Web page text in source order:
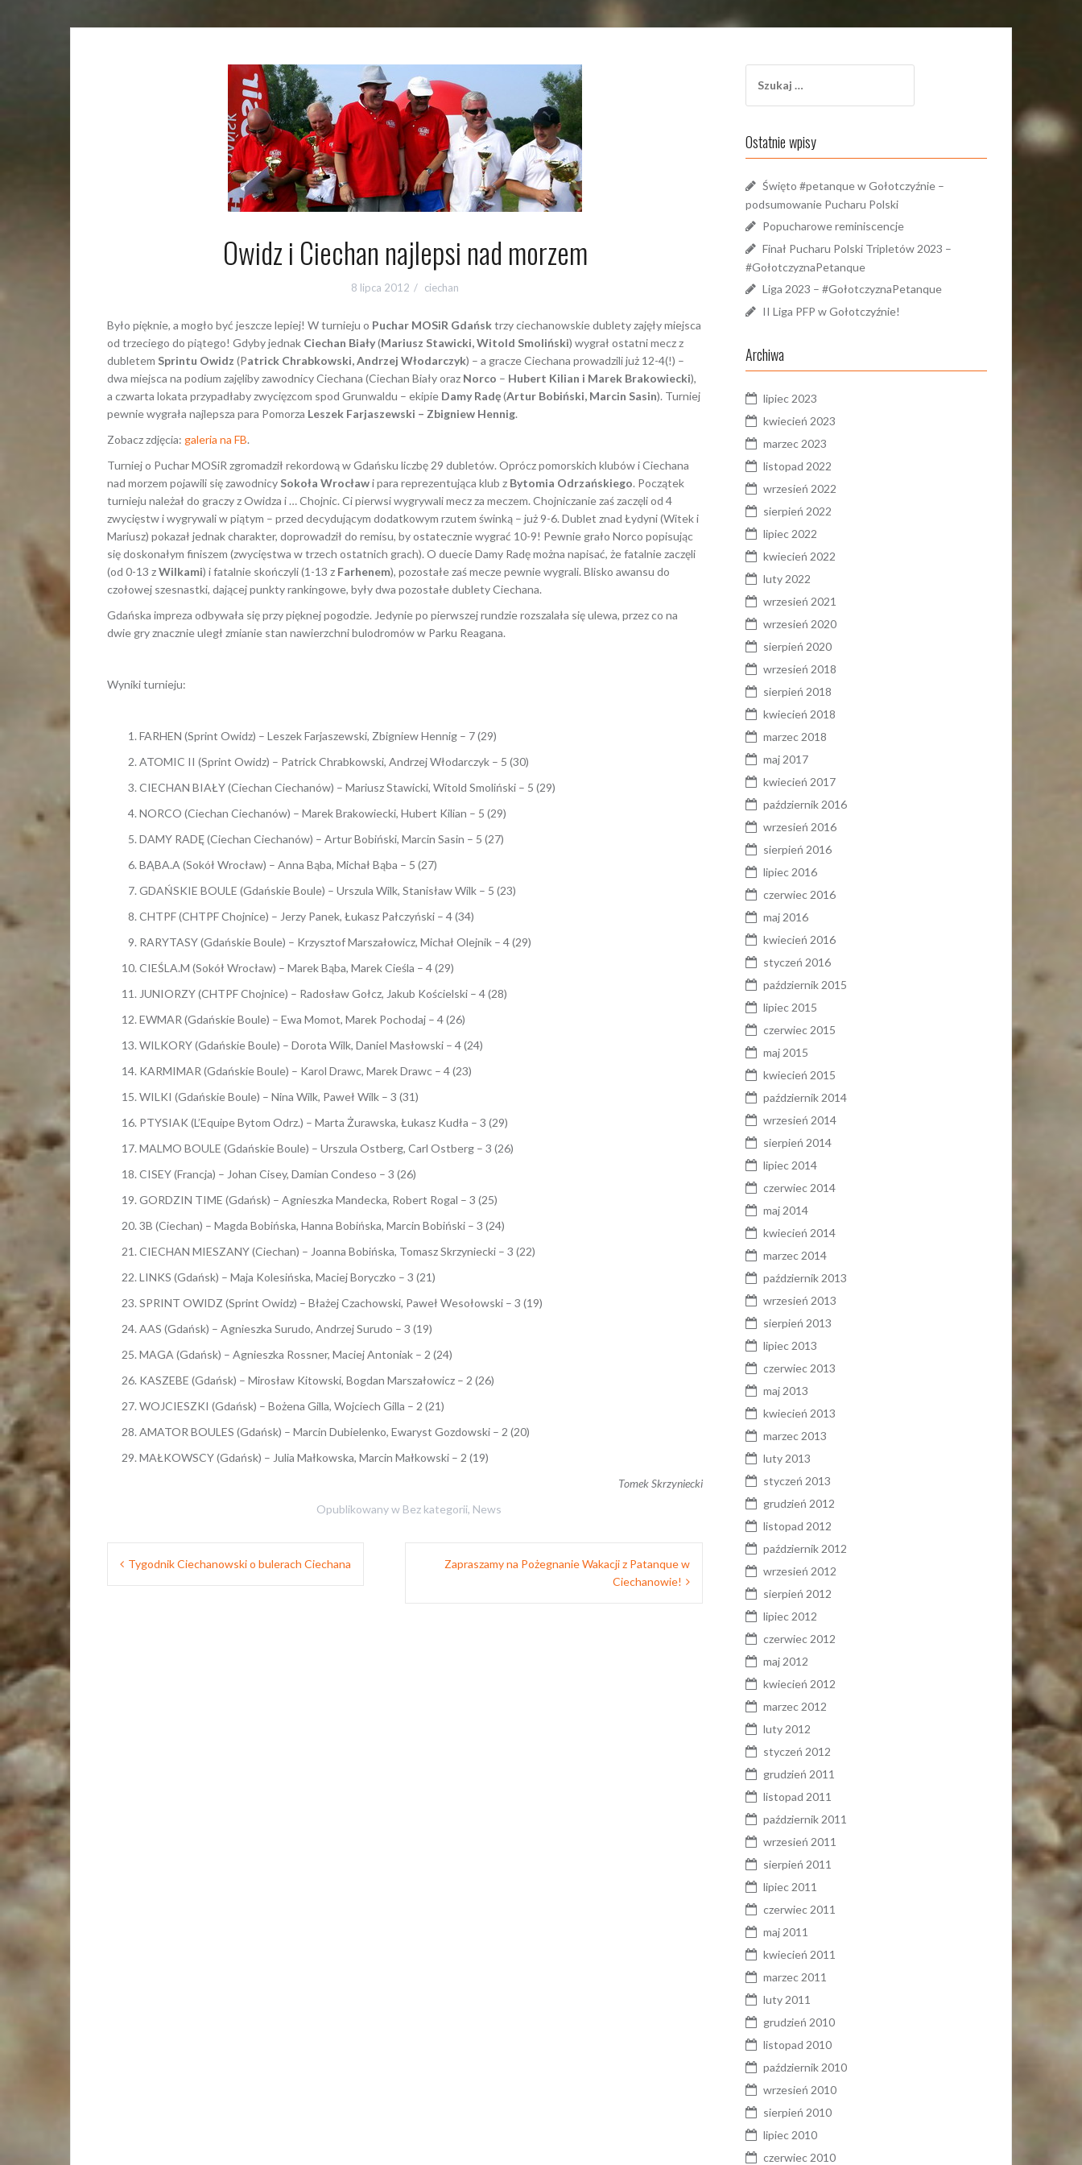
Owidz i Ciechan najlepsi nad morzem
8 lipca 2012 ciechan
Było pięknie, a mogło być jeszcze lepiej! W turnieju o Puchar MOSiR Gdańsktrzy ciechanowskie dublety zajęły miejsca
od trzeciego do piątego! Gdyby jednak Ciechan Biały(Mariusz Stawicki, Witold Smoliński) wygrał ostatni mecz z
dubletem Sprintu Owidz (Patrick Chrabkowski, Andrzej Włodarczyk) – a gracze Ciechana prowadzili już 12-4(!) –
dwa miejsca na podium zajęliby zawodnicy Ciechana (Ciechan Biały oraz Norco – Hubert Kilian i Marek Brakowiecki),
a czwarta lokata przypadłaby zwycięzcom spod Grunwaldu – ekipie Damy Radę(Artur Bobiński, Marcin Sasin). Turniej
pewnie wygrała najlepsza para Pomorza Leszek Farjaszewski – Zbigniew Hennig.
Zobacz zdjęcia: galeria na FB.
Turniej o Puchar MOSiR zgromadził rekordową w Gdańsku liczbę 29 dubletów. Oprócz pomorskich klubów i Ciechana
nad morzem pojawili się zawodnicy Sokoła Wrocławi para reprezentująca klub z Bytomia Odrzańskiego. Początek
turnieju należał do graczy z Owidza i … Chojnic. Ci pierwsi wygrywali mecz za meczem. Chojniczanie zaś zaczęli od 4
zwycięstw i wygrywali w piątym – przed decydującym dodatkowym rzutem świnką – już 9-6. Dublet znad Łydyni (Witek i
Mariusz) pokazał jednak charakter, doprowadził do remisu, by ostatecznie wygrać 10-9! Pewnie grało Norco popisując
się doskonałym finiszem (zwycięstwa w trzech ostatnich grach). O duecie Damy Radę można napisać, że fatalnie zaczęli
(od 0-13 zWilkami) i fatalnie skończyli (1-13 z Farhenem), pozostałe zaś mecze pewnie wygrali. Blisko awansu do
czołowej szesnastki, dającej punkty rankingowe, były dwa pozostałe dublety Ciechana.
Gdańska impreza odbywała się przy pięknej pogodzie. Jedynie po pierwszej rundzie rozszalała się ulewa, przez co na
dwie gry znacznie uległ zmianie stan nawierzchni bulodromów w Parku Reagana.
Wyniki turnieju:
FARHEN (Sprint Owidz) – Leszek Farjaszewski, Zbigniew Hennig – 7 (29)
ATOMIC II (Sprint Owidz) – Patrick Chrabkowski, Andrzej Włodarczyk – 5 (30)
CIECHAN BIAŁY (Ciechan Ciechanów) – Mariusz Stawicki, Witold Smoliński – 5 (29)
NORCO (Ciechan Ciechanów) – Marek Brakowiecki, Hubert Kilian – 5 (29)
DAMY RADĘ (Ciechan Ciechanów) – Artur Bobiński, Marcin Sasin – 5 (27)
BĄBA.A (Sokół Wrocław) – Anna Bąba, Michał Bąba – 5 (27)
GDAŃSKIE BOULE (Gdańskie Boule) – Urszula Wilk, Stanisław Wilk – 5 (23)
CHTPF (CHTPF Chojnice) – Jerzy Panek, Łukasz Pałczyński – 4 (34)
RARYTASY (Gdańskie Boule) – Krzysztof Marszałowicz, Michał Olejnik – 4 (29)
CIEŚLA.M (Sokół Wrocław) – Marek Bąba, Marek Cieśla – 4 (29)
JUNIORZY (CHTPF Chojnice) – Radosław Gołcz, Jakub Kościelski – 4 (28)
EWMAR (Gdańskie Boule) – Ewa Momot, Marek Pochodaj – 4 (26)
WILKORY (Gdańskie Boule) – Dorota Wilk, Daniel Masłowski – 4 (24)
KARMIMAR (Gdańskie Boule) – Karol Drawc, Marek Drawc – 4 (23)
WILKI (Gdańskie Boule) – Nina Wilk, Paweł Wilk – 3 (31)
PTYSIAK (L’Equipe Bytom Odrz.) – Marta Żurawska, Łukasz Kudła – 3 (29)
MALMO BOULE (Gdańskie Boule) – Urszula Ostberg, Carl Ostberg – 3 (26)
CISEY (Francja) – Johan Cisey, Damian Condeso – 3 (26)
GORDZIN TIME (Gdańsk) – Agnieszka Mandecka, Robert Rogal – 3 (25)
3B (Ciechan) – Magda Bobińska, Hanna Bobińska, Marcin Bobiński – 3 (24)
CIECHAN MIESZANY (Ciechan) – Joanna Bobińska, Tomasz Skrzyniecki – 3 (22)
LINKS (Gdańsk) – Maja Kolesińska, Maciej Boryczko – 3 (21)
SPRINT OWIDZ (Sprint Owidz) – Błażej Czachowski, Paweł Wesołowski – 3 (19)
AAS (Gdańsk) – Agnieszka Surudo, Andrzej Surudo – 3 (19)
MAGA (Gdańsk) – Agnieszka Rossner, Maciej Antoniak – 2 (24)
KASZEBE (Gdańsk) – Mirosław Kitowski, Bogdan Marszałowicz – 2 (26)
WOJCIESZKI (Gdańsk) – Bożena Gilla, Wojciech Gilla – 2 (21)
AMATOR BOULES (Gdańsk) – Marcin Dubielenko, Ewaryst Gozdowski – 2 (20)
MAŁKOWSCY (Gdańsk) – Julia Małkowska, Marcin Małkowski – 2 (19)
Tomek Skrzyniecki
Opublikowany w Bez kategorii, News
Nawigacja
wpisu
Tygodnik Ciechanowski o bulerach Ciechana
Zapraszamy na Pożegnanie Wakacji z Patanque w
Ciechanowie!
Ostatnie wpisy
Święto #petanque w Gołotczyźnie –
podsumowanie Pucharu Polski
Popucharowe reminiscencje
Finał Pucharu Polski Tripletów 2023 –
#GołotczyznaPetanque
Liga 2023 – #GołotczyznaPetanque
II Liga PFP w Gołotczyźnie!
Archiwa
lipiec 2023
kwiecień 2023
marzec 2023
listopad 2022
wrzesień 2022
sierpień 2022
lipiec 2022
kwiecień 2022
luty 2022
wrzesień 2021
wrzesień 2020
sierpień 2020
wrzesień 2018
sierpień 2018
kwiecień 2018
marzec 2018
maj 2017
kwiecień 2017
październik 2016
wrzesień 2016
sierpień 2016
lipiec 2016
czerwiec 2016
maj 2016
kwiecień 2016
styczeń 2016
październik 2015
lipiec 2015
czerwiec 2015
maj 2015
kwiecień 2015
październik 2014
wrzesień 2014
sierpień 2014
lipiec 2014
czerwiec 2014
maj 2014
kwiecień 2014
marzec 2014
październik 2013
wrzesień 2013
sierpień 2013
lipiec 2013
czerwiec 2013
maj 2013
kwiecień 2013
marzec 2013
luty 2013
styczeń 2013
grudzień 2012
listopad 2012
październik 2012
wrzesień 2012
sierpień 2012
lipiec 2012
czerwiec 2012
maj 2012
kwiecień 2012
marzec 2012
luty 2012
styczeń 2012
grudzień 2011
listopad 2011
październik 2011
wrzesień 2011
sierpień 2011
lipiec 2011
czerwiec 2011
maj 2011
kwiecień 2011
marzec 2011
luty 2011
grudzień 2010
listopad 2010
październik 2010
wrzesień 2010
sierpień 2010
lipiec 2010
czerwiec 2010